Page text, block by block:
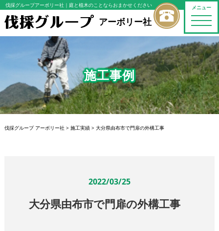
メニュー
toggle
伐採グループアーボリー社｜庭と植木のことならおまかせください
アーボリー社
施工事例
伐採グループ アーボリー社> 施工実績> 大分県由布市で門扉の外構工事
2022/03/25
大分県由布市で門扉の外構工事